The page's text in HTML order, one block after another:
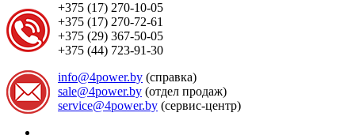
+375 (17) 270-10-05
+375 (17) 270-72-61
+375 (29) 367-50-05
+375 (44) 723-91-30
info@4power.by (справка)
sale@4power.by (отдел продаж)
service@4power.by (сервис-центр)